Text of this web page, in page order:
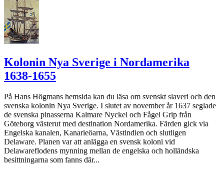
Kolonin Nya Sverige i Nordamerika
1638-1655
På Hans Högmans hemsida kan du läsa om svenskt slaveri och den
svenska kolonin Nya Sverige. I slutet av november år 1637 seglade
de svenska pinasserna Kalmare Nyckel och Fågel Grip från
Göteborg västerut med destination Nordamerika. Färden gick via
Engelska kanalen, Kanarieöarna, Västindien och slutligen
Delaware. Planen var att anlägga en svensk koloni vid
Delawareflodens mynning mellan de engelska och holländska
besittningarna som fanns där...